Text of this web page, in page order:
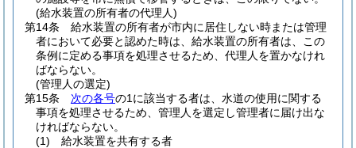
(給水装置の所有者の代理人)
第14条
給水装置の所有者が市内に居住しない時または管理
者において必要と認めた時は、給水装置の所有者は、この
条例に定める事項を処理させるため、代理人を置かなけれ
ばならない。
(管理人の選定)
第15条
次の各号の1に該当する者は、水道の使用に関する
事項を処理させるため、管理人を選定し管理者に届け出な
ければならない。
(1)
給水装置を共有する者